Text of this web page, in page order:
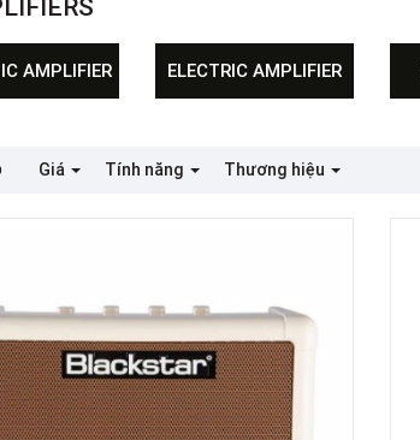
AMPLIFIER ELECTRIC AMPLIFIER
Giá Tính năng Thương hiệu